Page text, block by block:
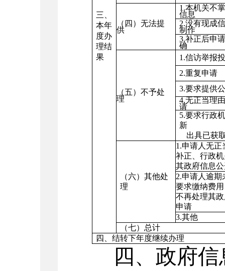
三、
本年
度办
理结
果
（四）无法提
供
1.本机关不
信息
2.没有现成
制作
3.补正后申
确
（五）不予处
理
1.信访举报
2.重复申请
3.要求提供
4.无正当理
请
5.要求行政
新
出具已获
（六）其他处
理
1.申请人无正
补正、行政
其政府信息
2.申请人逾期
要求缴纳费
不再处理其
申请
3.其他
（七）总计
四、结转下年度继续办理
四、政府